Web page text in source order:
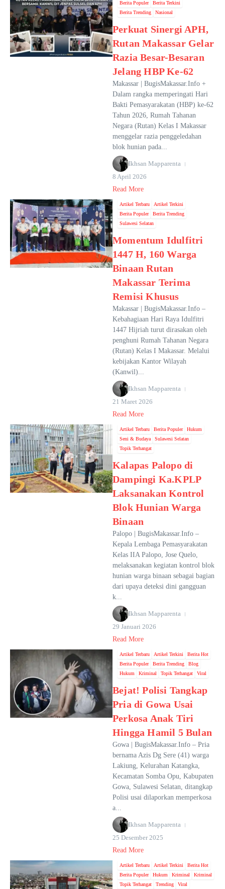
Berita Populer
Berita Terkini
Berita Trending
Nasional
Perkuat Sinergi APH,
Rutan Makassar Gelar
Razia Besar-Besaran
Jelang HBP Ke-62
Makassar | BugisMakassar.Info +
Dalam rangka memperingati Hari
Bakti Pemasyarakatan (HBP) ke-62
Tahun 2026, Rumah Tahanan
Negara (Rutan) Kelas I Makassar
menggelar razia penggeledahan
blok hunian pada...
Ikhsan Mapparenta
8 April 2026
Read More
Artikel Terbaru
Artikel Terkini
Berita Populer
Berita Trending
Sulawesi Selatan
Momentum Idulfitri
1447 H, 160 Warga
Binaan Rutan
Makassar Terima
Remisi Khusus
Makassar | BugisMakassar.Info –
Kebahagiaan Hari Raya Idulfitri
1447 Hijriah turut dirasakan oleh
penghuni Rumah Tahanan Negara
(Rutan) Kelas I Makassar. Melalui
kebijakan Kantor Wilayah
(Kanwil)...
Ikhsan Mapparenta
21 Maret 2026
Read More
Artikel Terbaru Berita Populer
Hukum
Seni & Budaya
Sulawesi Selatan
Topik Terhangat
Kalapas Palopo di
Dampingi Ka.KPLP
Laksanakan Kontrol
Blok Hunian Warga
Binaan
Palopo | BugisMakassar.Info –
Kepala Lembaga Pemasyarakatan
Kelas IIA Palopo, Jose Quelo,
melaksanakan kegiatan kontrol blok
hunian warga binaan sebagai bagian
dari upaya deteksi dini gangguan
k...
Ikhsan Mapparenta
29 Januari 2026
Read More
Artikel Terbaru Artikel Terkini
Berita Hot
Berita Populer
Berita Trending
Blog
Hukum
Kriminal Topik Terhangat Viral
Bejat! Polisi Tangkap
Pria di Gowa Usai
Perkosa Anak Tiri
Hingga Hamil 5 Bulan
Gowa | BugisMakassar.Info – Pria
bernama Azis Dg Sere (41) warga
Lakiung, Kelurahan Katangka,
Kecamatan Somba Opu, Kabupaten
Gowa, Sulawesi Selatan, ditangkap
Polisi usai dilaporkan memperkosa
a...
Ikhsan Mapparenta
25 Desember 2025
Read More
Artikel Terbaru Artikel Terkini
Berita Hot
Berita Populer
Hukum Kriminal
Kriminal
Topik Terhangat
Trending Viral